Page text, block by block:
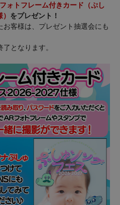
ォトフレーム付きカード（ぷし
をプレゼント！
お客様は、プレゼント抽選会にも
となります。